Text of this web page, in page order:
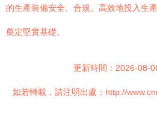
的生產裝備安全、合規、高效地投入生
奠定堅實基礎。
更新時間：2026-08-
如若轉載，請注明出處：http://